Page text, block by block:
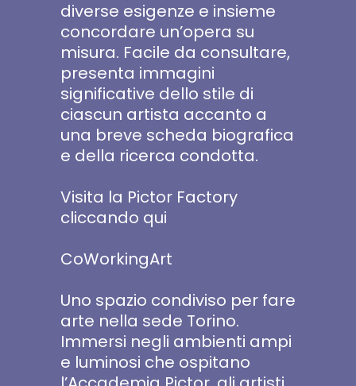
diverse esigenze e insieme
concordare un’opera su
misura. Facile da consultare,
presenta immagini
significative dello stile di
ciascun artista accanto a
una breve scheda biografica
e della ricerca condotta.
Visita la Pictor Factory
cliccando qui
CoWorkingArt
Uno spazio condiviso per fare
arte nella sede Torino.
Immersi negli ambienti ampi
e luminosi che ospitano